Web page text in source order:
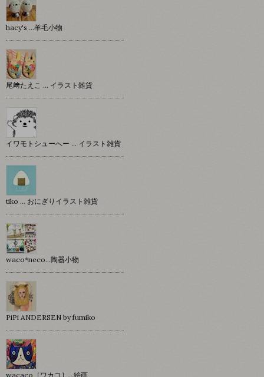
hacy's …羊毛小物
尾﨑たえこ … イラスト雑貨
イワモトシューへー … イラスト雑貨
tiko … おにぎりイラスト雑貨
waco*neco...陶器小物
PiPi ANDERSEN by fumiko
wacaco［ワカコ］…絵画